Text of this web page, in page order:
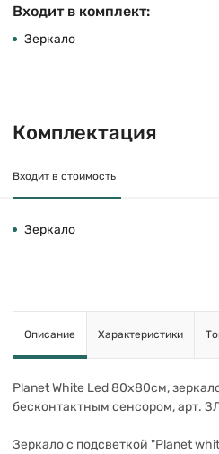
Входит в комплект:
Зеркало
Комплектация
Входит в стоимость
Зеркало
Описание Характеристики
Planet White Led 80х80см,
бесконтактным сенсором, арт.
Зеркало с подсветкой "Planet